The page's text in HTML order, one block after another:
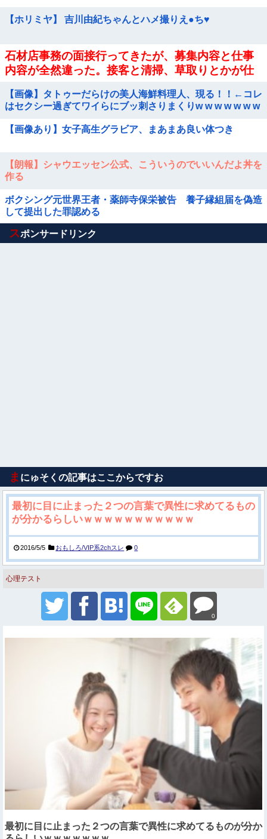
【ホリミヤ】 吉川由紀ちゃんとハメ撮りえ●ち♥
石材店事務の面接行ってきたが、募集内容と仕事
内容が全然違った。接客と清掃、草取りとかが仕
【画像】タトゥーだらけの美人海鮮料理人、現る！！←コレ
はセクシー過ぎてワイらにブッ刺さりまくりw w w w w w w
【画像あり】女子高生グラビア、まあまあ良い体つき
【朗報】シャウエッセン公式、こういうのでいいんだよ丼を
作る
ボクシング元世界王者・薬師寺保栄被告 養子縁組届を偽造
して提出した罪認める
Powered by livedoor 相互RSS
スポンサードリンク
ま にゅそくの記事はここからですお
最初に目に止まった２つの言葉で異性に求めてるもの
が分かるらしいｗｗｗｗｗｗｗｗｗｗｗ
2016/5/5 おもしろ/VIP系2chスレ 0
心理テスト
0
最初に目に止まった２つの言葉で異性に求めてるものが分か